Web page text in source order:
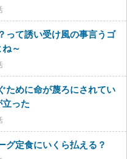
って誘い受け風の事言うゴ
～
ために命が蔑ろにされてい
った
グ定食にいくら払える？